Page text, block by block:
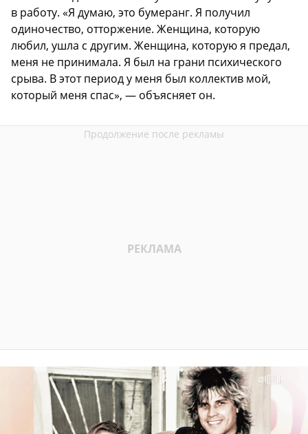
в работу. «Я думаю, это бумеранг. Я получил
одиночество, отторжение. Женщина, которую
любил, ушла с другим. Женщина, которую я предал,
меня не принимала. Я был на грани психического
срыва. В этот период у меня был коллектив мой,
который меня спас», — объясняет он.